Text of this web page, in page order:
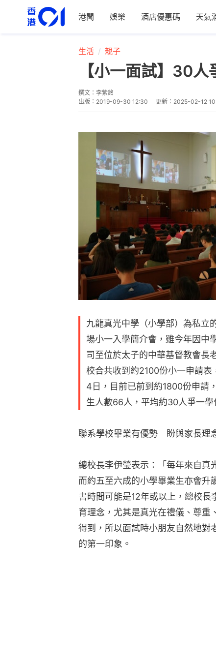
港聞 娛樂 酒店優惠碼 天氣
生活 親子
【小一面試】30
撰文： 李紫銘
出版： 2019-09-30 12:30 更新： 2025-02-12
九龍真光中學（小學部）為私立
場小一入學簡介會，雖今年因中
司至位於太子的中華基督教會長
校合共收到約2100份小一申請表
4日，目前已前到約1800份申請
生人數66人，平均約30人爭一學
聯系學校畢業有優勢　盼與家長理
總校長李伊瑩表示：「每年來自真
而約五至六成的小學畢業生亦會升
書時間可能是12年或以上，總校
育理念，尤其是真光在禮儀、尊重
得到，所以面試時小朋友自然地對
的第一印象。